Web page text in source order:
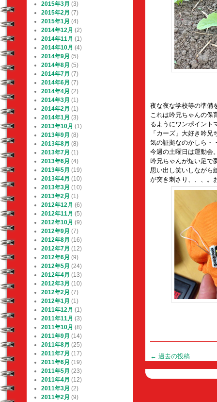
夜な夜な学校等の準備
これは吟兄ちゃんの保
るようにワンポイント
「カーズ」大好き吟
気の証拠なのかしら・
今週の土曜日は運動会
吟兄ちゃんが短い足で
思い出し笑いしながら
が突き刺さり、、、。
投
← 過去の投稿
2015年3月 (3)
2015年2月 (7)
2015年1月 (4)
2014年12月 (2)
2014年11月 (1)
2014年10月 (4)
2014年9月 (5)
2014年8月 (5)
2014年7月 (7)
2014年6月 (7)
2014年4月 (2)
2014年3月 (1)
2014年2月 (1)
2014年1月 (3)
2013年10月 (1)
2013年9月 (8)
2013年8月 (8)
2013年7月 (1)
2013年6月 (4)
2013年5月 (19)
2013年4月 (10)
2013年3月 (10)
2013年2月 (1)
2012年12月 (6)
2012年11月 (5)
2012年10月 (9)
2012年9月 (7)
2012年8月 (16)
2012年7月 (12)
2012年6月 (9)
2012年5月 (24)
2012年4月 (13)
2012年3月 (10)
2012年2月 (7)
2012年1月 (1)
2011年12月 (1)
2011年11月 (3)
2011年10月 (8)
2011年9月 (14)
2011年8月 (25)
2011年7月 (17)
2011年6月 (19)
2011年5月 (23)
2011年4月 (12)
2011年3月 (2)
2011年2月 (9)